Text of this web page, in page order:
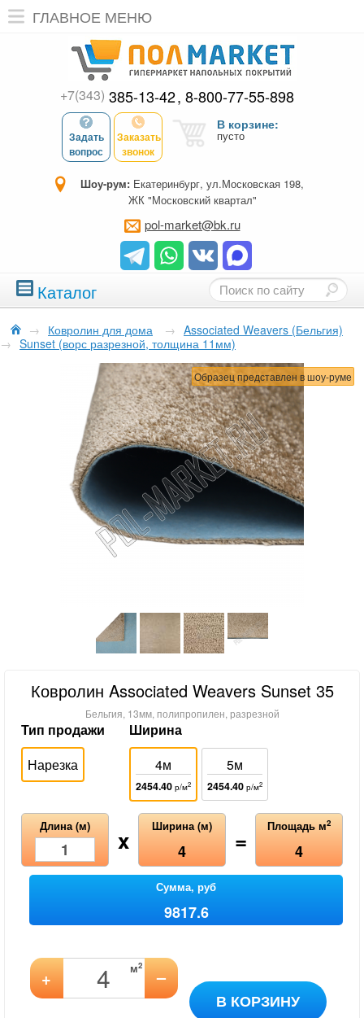
ГЛАВНОЕ МЕНЮ
+7(343) 385-13-42 8-800-77-55-898
Задать
вопрос
Заказать
звонок
В корзине:
пусто
Шоу-рум: Екатеринбург, ул.Московская 198,
ЖК "Московский квартал"
pol-market@bk.ru
Каталог
→ Ковролин для дома → Associated Weavers (Бельгия)
→ Sunset (ворс разрезной, толщина 11мм)
Образец представлен в шоу-руме
Ковролин Associated Weavers Sunset 35
Бельгия, 13мм, полипропилен, разрезной
Тип продажи
Нарезка
Ширина
4м
2454.40 р/м2
5м
2454.40 р/м2
Длина (м) x Ширина (м)
4 = Площадь м2
4
Сумма, руб
9817.6
+ м2 –
В КОРЗИНУ